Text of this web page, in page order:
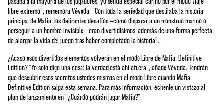
libre extremo", rememora Vévoda. "Con toda la seriedad que destilaba la historia
principal de Mafia, los delirantes desafíos —como disparar a un monstruo marino o
perseguir a un hombre invisible— eran divertidísimos, además de una forma perfecta
de alargar la vida del juego tras haber completado la historia".
¿Acaso esos divertidos elementos volverán en el modo Libre de Mafia: Definitive
Edition? "Yo solo digo una cosa: la verdad está ahí afuera", añade Vévoda. Tendrán
que descubrir esos secretos ustedes mismos en el modo Libre cuando Mafia:
Definitive Edition salga esta semana. Para más información, échenle un vistazo al
plan de lanzamiento en "¿Cuándo podrán jugar Mafia?".